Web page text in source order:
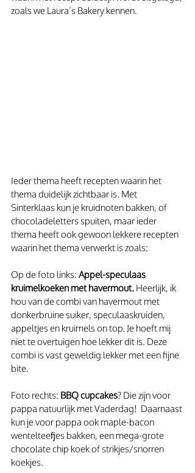
zoals we Laura’s Bakery kennen.
Ieder thema heeft recepten waarin het
thema duidelijk zichtbaar is. Met
Sinterklaas kun je kruidnoten bakken, of
chocoladeletters spuiten, maar ieder
thema heeft ook gewoon lekkere recepten
waarin het thema verwerkt is zoals:
Op de foto links: Appel-speculaas
kruimelkoeken met havermout. Heerlijk, ik
hou van de combi van havermout met
donkerbruine suiker, speculaaskruiden,
appeltjes en kruimels on top. Je hoeft mij
niet te overtuigen hoe lekker dit is. Deze
combi is vast geweldig lekker met een fijne
bite.
Foto rechts: BBQ cupcakes? Die zijn voor
pappa natuurlijk met Vaderdag!  Daarnaast
kun je voor pappa ook maple-bacon
wentelteefjes bakken, een mega-grote
chocolate chip koek of strikjes/snorren
koekjes.